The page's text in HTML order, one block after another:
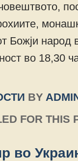
Божји народ
во 18,30
BY
FOR THIS
во